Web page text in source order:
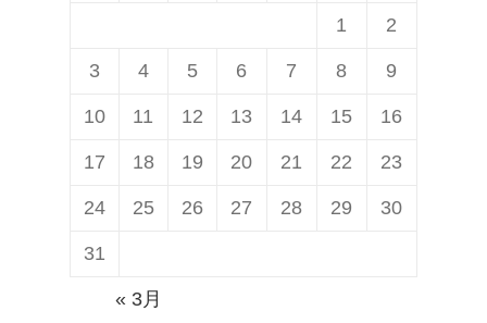
1 2
3 4 5 6 7 8 9
10 11 12 13 14 15 16
17 18 19 20 21 22 23
24 25 26 27 28 29 30
31
« 3月